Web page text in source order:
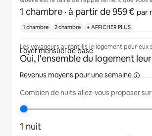
1 chambre · à partir de 959 € par
Les voyageurs auront-ils le logement pour eux
Oui, l'ensemble du logement
Combien de nuits allez-vous proposer
1 nuit
1 chambre 2 chambre + AFFICHER PLUS
Loyer mensuel de base
Revenus moyens pour unesemaine